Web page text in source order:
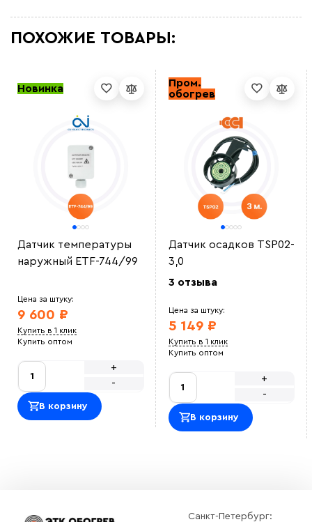
ПОХОЖИЕ ТОВАРЫ:
Новинка
Датчик температуры
наружный ETF-744/99
Цена за штуку:
9 600 ₽
Купить в 1 клик
Купить оптом
-
+
В корзину
Пром.
обогрев
Датчик осадков TSP02-
3,0
3 отзыва
Цена за штуку:
5 149 ₽
Купить в 1 клик
Купить оптом
-
+
В корзину
Санкт-Петербург: